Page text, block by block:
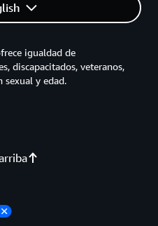
igualdad de
discapacitados, veteranos,
sexual y edad.